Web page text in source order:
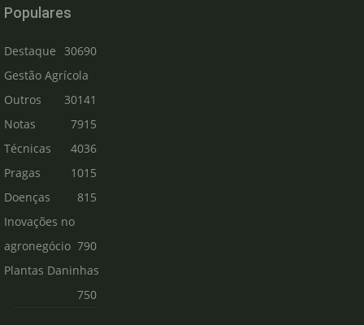
Populares
Destaque
30690
Gestão Agrícola
30141
Outros
7915
Notas
Técnicas
4036
Pragas
1015
Doenças
815
Inovações no
agronegócio 790
Plantas Daninhas
750